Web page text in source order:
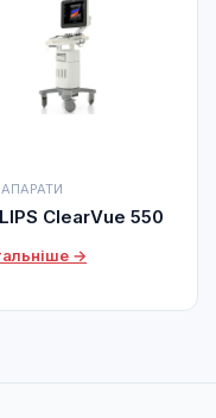
ClearVue 550
→